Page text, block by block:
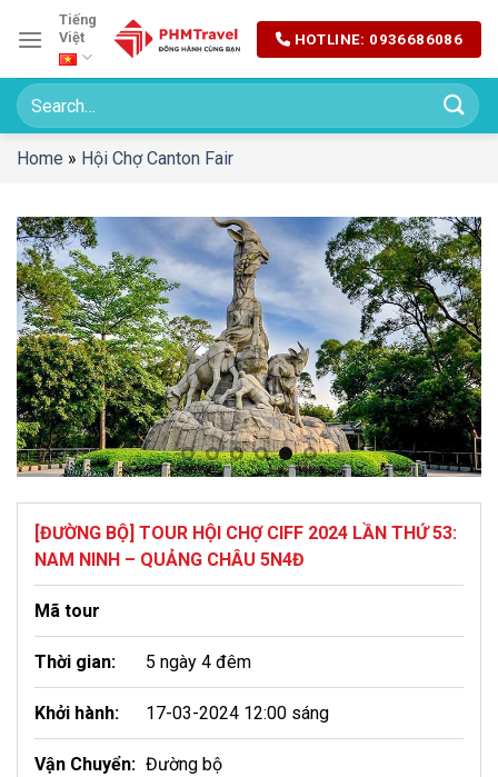
đến
dung
Tiếng
Việt
HOTLINE: 0936686086
Home » Hội Chợ Canton Fair
[ĐƯỜNG BỘ] TOUR HỘI CHỢ CIFF 2024 LẦN THỨ 53:
NAM NINH – QUẢNG CHÂU 5N4Đ
Mã tour
Thời gian: 5 ngày 4 đêm
Khởi hành: 17-03-2024 12:00 sáng
Vận Chuyển: Đường bộ